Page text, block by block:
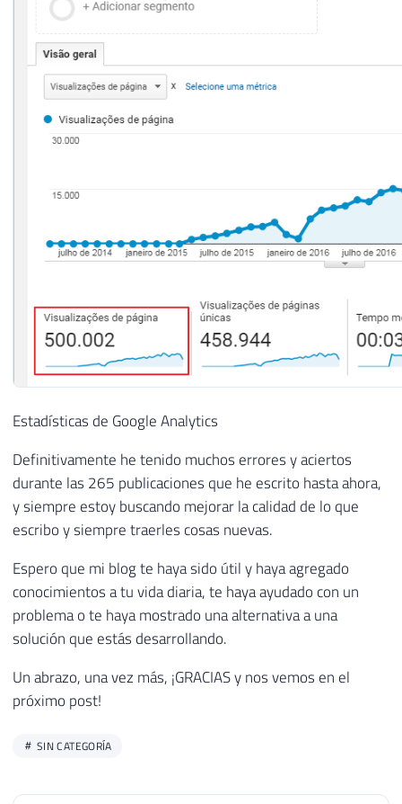
Estadísticas de Google Analytics
Definitivamente he tenido muchos errores y aciertos
durante las 265 publicaciones que he escrito hasta ahora,
y siempre estoy buscando mejorar la calidad de lo que
escribo y siempre traerles cosas nuevas.
Espero que mi blog te haya sido útil y haya agregado
conocimientos a tu vida diaria, te haya ayudado con un
problema o te haya mostrado una alternativa a una
solución que estás desarrollando.
Un abrazo, una vez más, ¡GRACIAS y nos vemos en el
próximo post!
SIN CATEGORÍA